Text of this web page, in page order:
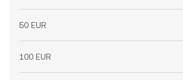
50 EUR
100 EUR